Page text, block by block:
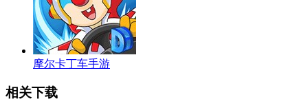
摩尔卡丁车手游
相关下载